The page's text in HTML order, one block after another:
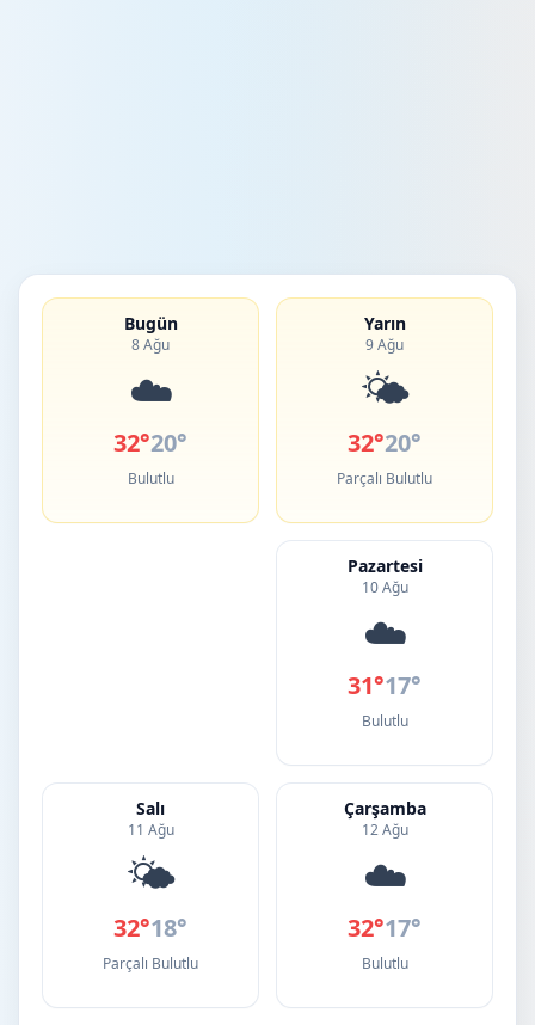
Bugün
8 Ağu
☁️
32°20°
Bulutlu
Yarın
9 Ağu
🌤️
32°20°
Parçalı Bulutlu
Pazartesi
10 Ağu
☁️
31°17°
Bulutlu
Salı
11 Ağu
🌤️
32°18°
Parçalı Bulutlu
Çarşamba
12 Ağu
☁️
32°17°
Bulutlu